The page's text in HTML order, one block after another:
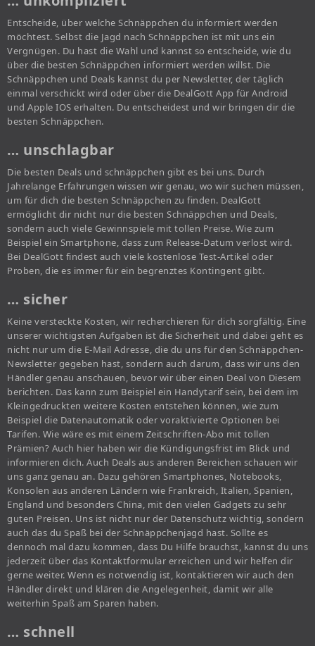
Entscheide, über welche Schnäppchen du informiert werden
möchtest. Selbst die Jagd nach Schnäppchen ist mit uns ein
Vergnügen. Du hast die Wahl und kannst so entscheide, wie du
über die besten Schnäppchen informiert werden willst. Die
Schnäppchen und Deals kannst du per Newsletter, der täglich
einmal verschickt wird oder über die DealGott App für Android
und Apple IOS erhalten. Du entscheidest und wir bringen dir die
besten Schnäppchen.
… unschlagbar
Die besten Deals und schnäppchen gibt es bei uns. Durch
Jahrelange Erfahrungen wissen wir genau, wo wir suchen müssen,
um für dich die besten Schnäppchen zu finden. DealGott
ermöglicht dir nicht nur die besten Schnäppchen und Deals,
sondern auch viele Gewinnspiele mit tollen Preise. Wie zum
Beispiel ein Smartphone, dass zum Release-Datum verlost wird.
Bei DealGott findest auch viele kostenlose Test-Artikel oder
Proben, die es immer für ein begrenztes Kontingent gibt.
… sicher
Keine versteckte Kosten, wir recherchieren für dich sorgfältig. Eine
unserer wichtigsten Aufgaben ist die Sicherheit und dabei geht es
nicht nur um die E-Mail Adresse, die du uns für den Schnäppchen-
Newsletter gegeben hast, sondern auch darum, dass wir uns den
Händler genau anschauen, bevor wir über einen Deal von Diesem
berichten. Das kann zum Beispiel ein Handytarif sein, bei dem im
Kleingedruckten weitere Kosten entstehen können, wie zum
Beispiel die Datenautomatik oder voraktivierte Optionen bei
Tarifen. Wie wäre es mit einem Zeitschriften-Abo mit tollen
Prämien? Auch hier haben wir die Kündigungsfrist im Blick und
informieren dich. Auch Deals aus anderen Bereichen schauen wir
uns ganz genau an. Dazu gehören Smartphones, Notebooks,
Konsolen aus anderen Ländern wie Frankreich, Italien, Spanien,
England und besonders China, mit den vielen Gadgets zu sehr
guten Preisen. Uns ist nicht nur der Datenschutz wichtig, sondern
auch das du Spaß bei der Schnäppchenjagd hast. Sollte es
dennoch mal dazu kommen, dass Du Hilfe brauchst, kannst du uns
jederzeit über das Kontaktformular erreichen und wir helfen dir
gerne weiter. Wenn es notwendig ist, kontaktieren wir auch den
Händler direkt und klären die Angelegenheit, damit wir alle
weiterhin Spaß am Sparen haben.
… schnell